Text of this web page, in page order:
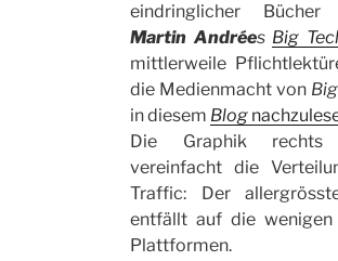
eindringlicher
Martin Andrées Big
mittlerweile
die Medienmacht von
in diesem Blog
Die Graphik
vereinfacht die
Traffic: Der
entfällt auf die wenigen
Plattformen.